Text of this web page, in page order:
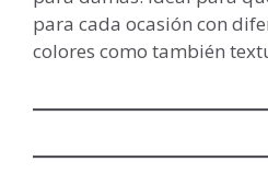
para cada ocasión con
colores como también